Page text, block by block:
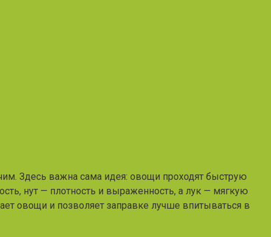
Здесь важна сама идея: овощи проходят быструю
нут — плотность и выраженность, а лук — мягкую
овощи и позволяет заправке лучше впитываться в